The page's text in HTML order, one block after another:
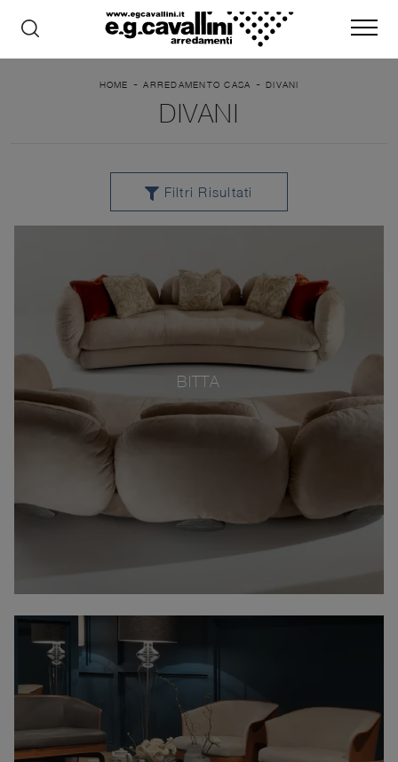
HOME -ARREDAMENTO CASA - DIVANI
DIVANI
Filtri Risultati
BITTA